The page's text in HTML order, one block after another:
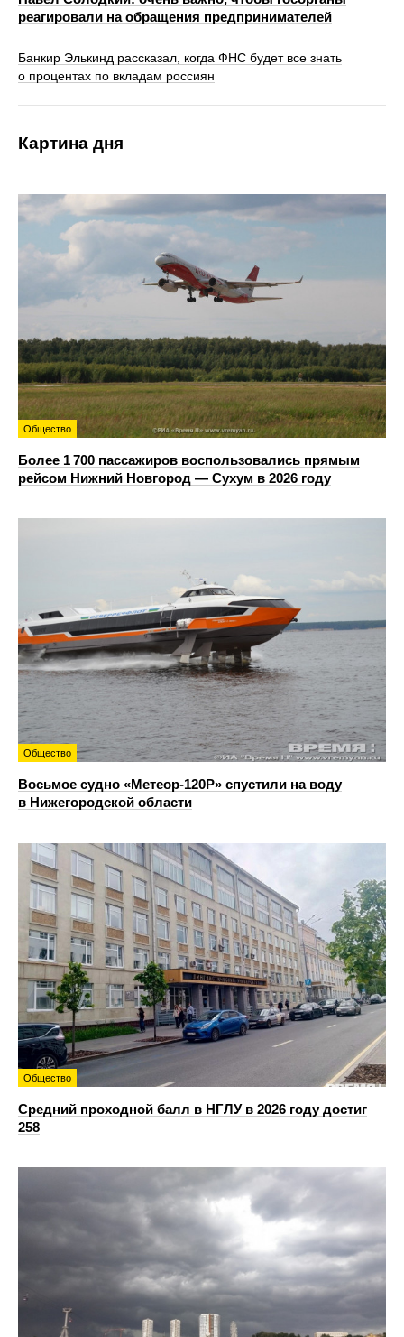
реагировали на обращения предпринимателей
Банкир Элькинд рассказал, когда ФНС будет все знать
о процентах по вкладам россиян
Картина дня
Общество
Более 1 700 пассажиров воспользовались прямым
рейсом Нижний Новгород — Сухум в 2026 году
Общество
Восьмое судно «Метеор-120Р» спустили на воду
в Нижегородской области
Общество
Средний проходной балл в НГЛУ в 2026 году достиг
258